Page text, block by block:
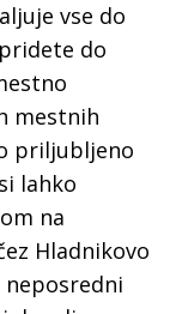
vse do
do
mestnih
priljubljeno
lahko
na
Hladnikovo